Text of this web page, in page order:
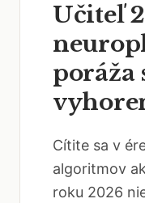
Učiteľ
poráža
Cítite sa v
algoritmov
roku 2026